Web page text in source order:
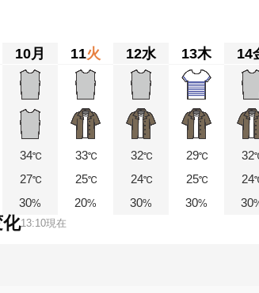
10月
34℃
27℃
30%
11火
33℃
25℃
20%
12水
32℃
24℃
30%
13木
29℃
25℃
30%
14
32
24
30
13:10現在